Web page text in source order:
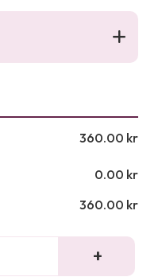
360.00 kr
0.00 kr
360.00 kr
+